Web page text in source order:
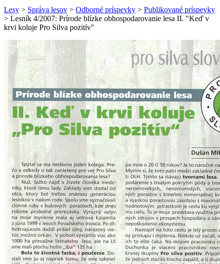
Lesy > Správa lesov > Odborné príspevky > Publikované príspevky
> Lesník 4/2007: Prírode blízke obhospodarovanie lesa II. "Keď v
krvi koluje Pro Silva pozitív"